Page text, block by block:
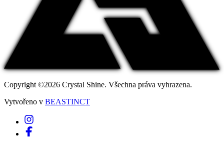
Copyright ©2026 Crystal Shine. Všechna práva vyhrazena.
Vytvořeno v BEASTINCT